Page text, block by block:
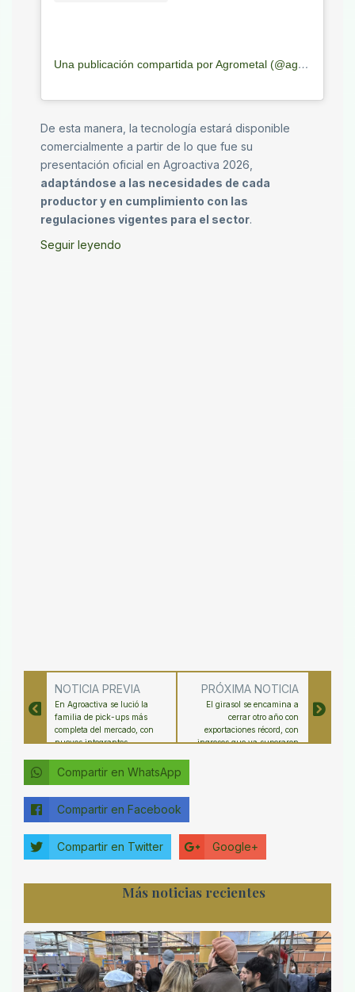
Una publicación compartida por Agrometal (@agrometalarg)
De esta manera, la tecnología estará disponible
comercialmente a partir de lo que fue su
presentación oficial en Agroactiva 2026,
adaptándose a las necesidades de cada
productor y en cumplimiento con las
regulaciones vigentes para el sector.
Seguir leyendo
NOTICIA PREVIA
En Agroactiva se lució la
familia de pick-ups más
completa del mercado, con
nuevos integrantes
PRÓXIMA NOTICIA
El girasol se encamina a
cerrar otro año con
exportaciones récord, con
ingresos que ya superaron
Compartir en WhatsApp
Compartir en Facebook
Compartir en Twitter Google+
Más noticias recientes